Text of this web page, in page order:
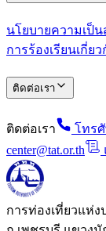
นโยบายความเป็
การร้องเรียนเกี่ย
ติดต่อเรา
ติดต่อเรา โทรศั
center@tat.or.th
การท่องเที่ยวแห่ง